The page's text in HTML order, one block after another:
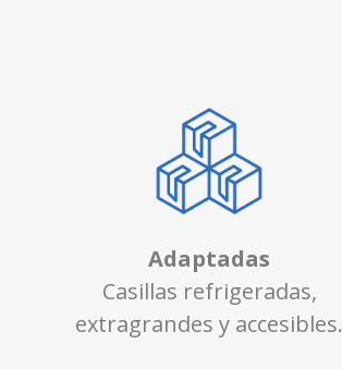
Adaptadas
Casillas refrigeradas,
extragrandes y accesibles.